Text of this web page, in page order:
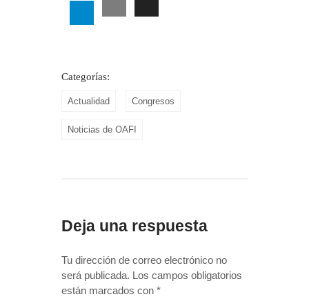
Categorías:
Actualidad Congresos
Noticias de OAFI
Deja una respuesta
Tu dirección de correo electrónico no
será publicada. Los campos obligatorios
están marcados con *